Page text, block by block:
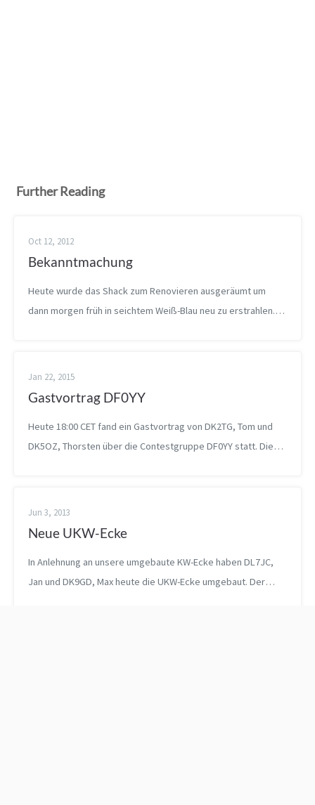
Further Reading
Oct 12, 2012
Bekanntmachung
Heute wurde das Shack zum Renovieren ausgeräumt um
dann morgen früh in seichtem Weiß-Blau neu zu erstrahlen.
Jan 22, 2015
Gastvortrag DF0YY
Heute 18:00 CET fand ein Gastvortrag von DK2TG, Tom und
DK5OZ, Thorsten über die Contestgruppe DF0YY statt. Diese
Jun 3, 2013
Neue UKW-Ecke
In Anlehnung an unsere umgebaute KW-Ecke haben DL7JC,
Jan und DK9GD, Max heute die UKW-Ecke umgebaut. Der